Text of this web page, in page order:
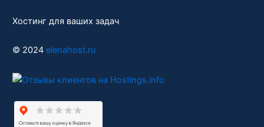
Хостинг для ваших задач
© 2024 elenahost.ru